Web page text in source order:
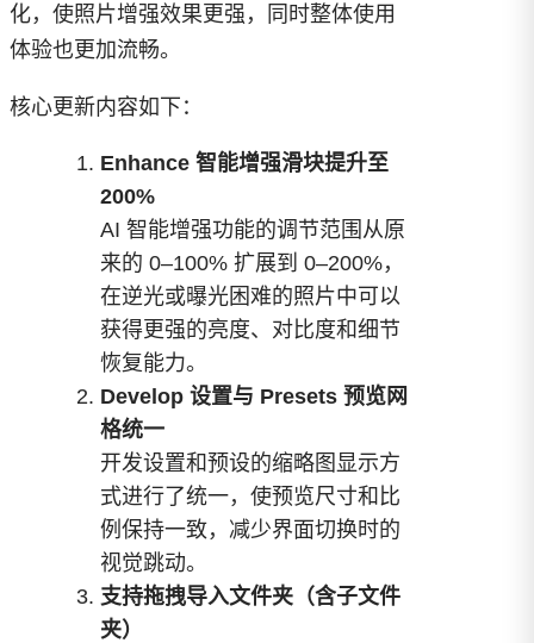
化，使照片增强效果更强，同时整体使用
体验也更加流畅。
核心更新内容如下：
Enhance 智能增强滑块提升至
200%
AI 智能增强功能的调节范围从原
来的 0–100% 扩展到 0–200%，
在逆光或曝光困难的照片中可以
获得更强的亮度、对比度和细节
恢复能力。
Develop 设置与 Presets 预览网
格统一
开发设置和预设的缩略图显示方
式进行了统一，使预览尺寸和比
例保持一致，减少界面切换时的
视觉跳动。
支持拖拽导入文件夹（含子文件
夹）